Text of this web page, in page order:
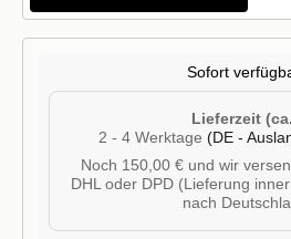
Sofort
Lieferzeit
2 - 4 Werktage (DE -
Noch 150,00 € und wir
DHL oder DPD (Lieferung
nach